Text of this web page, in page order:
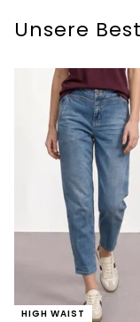
Unsere
HIGH WAIST